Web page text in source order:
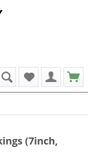
(7inch,